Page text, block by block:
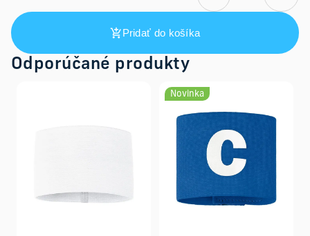
Pridať do košíka
Odporúčané produkty
Novinka